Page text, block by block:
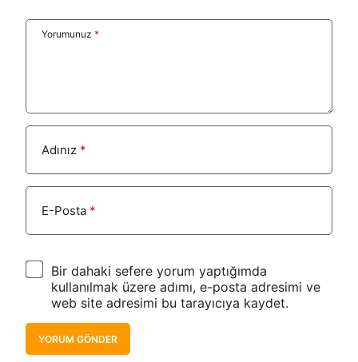
Yorumunuz *
Adınız *
E-Posta *
Bir dahaki sefere yorum yaptığımda
kullanılmak üzere adımı, e-posta adresimi ve
web site adresimi bu tarayıcıya kaydet.
YORUM GÖNDER